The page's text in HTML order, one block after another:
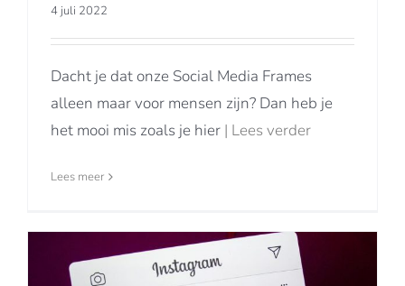
4 juli 2022
Dacht je dat onze Social Media Frames
alleen maar voor mensen zijn? Dan heb je
het mooi mis zoals je hier | Lees verder
Lees meer